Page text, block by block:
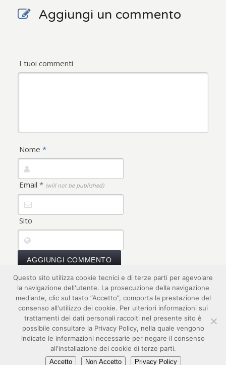
Aggiungi un commento
I tuoi commenti
Nome*
Email* (will not be published)
Sito
2017 © FISM - realizzato dadigital idea srl
privacy credits responsabilità copyright
Questo sito utilizza cookie tecnici e di terze parti per agevolare
la navigazione dell'utente. La prosecuzione della navigazione
mediante, clic sul tasto “Accetto”, comporta la prestazione del
consenso all'utilizzo dei cookie. Per ulteriori informazioni sui
trattamenti dei dati personali raccolti nel presente sito è
possibile consultare la Privacy Policy, nella quale vengono
indicate le informazioni necessarie per negare il consenso
all'installazione dei cookie di terze parti.
Accetto Non Accetto Privacy Policy